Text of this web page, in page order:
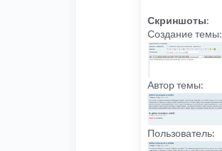
Скриншоты:
Создание темы:
Автор темы:
Пользователь: